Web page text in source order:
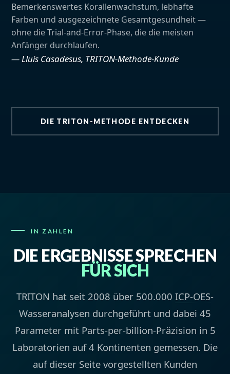
Bemerkenswertes Korallenwachstum, lebhafte
Farben und ausgezeichnete Gesamtgesundheit —
ohne die Trial-and-Error-Phase, die die meisten
Anfänger durchlaufen.
— Lluis Casadesus, TRITON-Methode-Kunde
DIE TRITON-METHODE ENTDECKEN
IN ZAHLEN
DIE ERGEBNISSE SPRECHEN
FÜR SICH
TRITON hat seit 2008 über 500.000 ICP-OES-
Wasseranalysen durchgeführt und dabei 45
Parameter mit Parts-per-billion-Präzision in 5
Laboratorien auf 4 Kontinenten gemessen. Die
auf dieser Seite vorgestellten Kunden